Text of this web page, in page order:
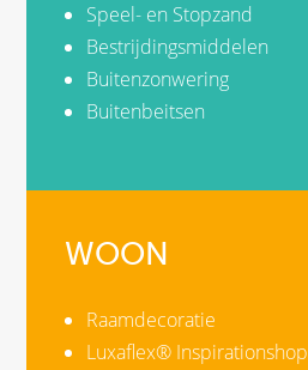
Speel- en Stopzand
Bestrijdingsmiddelen
Buitenzonwering
Buitenbeitsen
WOON
Raamdecoratie
Luxaflex® Inspirationshop